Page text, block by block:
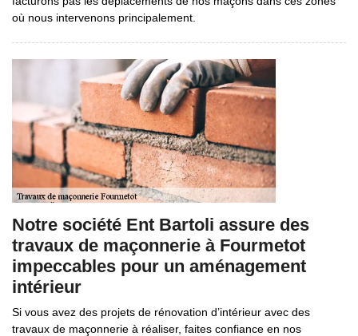
où nous intervenons principalement.
Notre société Ent Bartoli assure des
travaux de maçonnerie à Fourmetot
impeccables pour un aménagement
intérieur
Si vous avez des projets de rénovation d’intérieur avec des
travaux de maçonnerie à réaliser, faites confiance en nos